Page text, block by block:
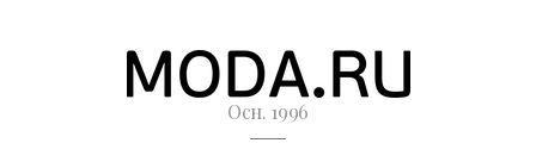
Осн. 1996